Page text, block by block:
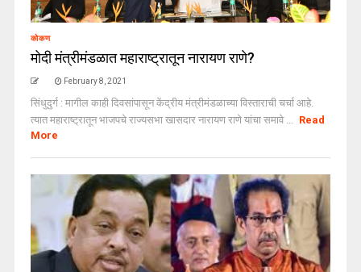
कोकण
मोदी मंत्रीमंडळात महाराष्ट्रातून नारायण राणे?
February 8, 2021
सिंधुदुर्ग : मागील काही दिवसांपासून केंद्रीय मंत्रीमंडळाच्या विस्ताराची चर्चा आहे.
त्यात महाराष्ट्रातून भाजपचे राज्यसभा खासदार नारायण राणे यांचा समावे ... Read
More